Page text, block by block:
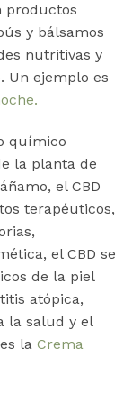
productos
y bálsamos
nutritivas y
​. Un ejemplo es
químico
la planta de
el CBD
terapéuticos,
el CBD se
de la piel
atópica,
la salud y el
la Crema